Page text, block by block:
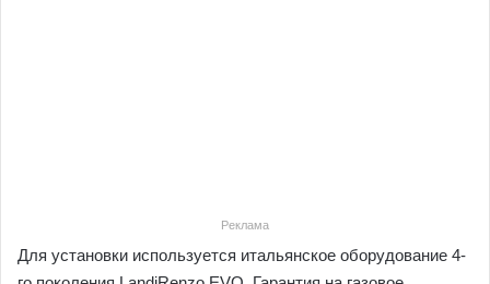
Реклама
Для установки используется итальянское оборудование 4-